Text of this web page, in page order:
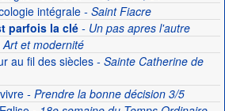
intégrale- Saint Fiacre
parfois la clé- Un pas apres l'autre
Art et modernité
au fil des siècles- Sainte Catherine de
- Prendre la bonne décision 3/5